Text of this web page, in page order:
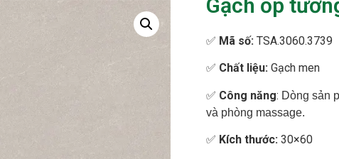
Gạch ốp
✅ Mã số: TSA.3060.3739
✅ Chất liệu: Gạch men
✅ Công năng: Dòng sản
và phòng massage.
✅ Kích thước: 30×60